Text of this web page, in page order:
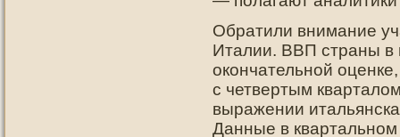
Обратили внимание
Италии. ВВП страны в
окончательной
с четвертым
выражении
Данные в